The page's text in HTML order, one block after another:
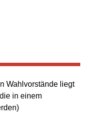
Wahlvorstände liegt
in einem